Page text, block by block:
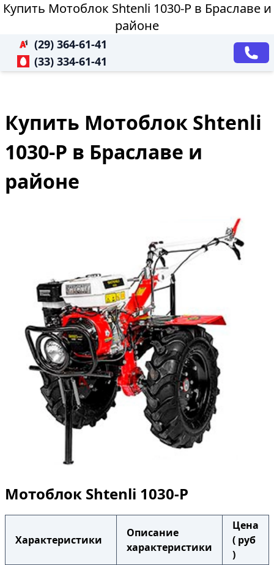
Купить Мотоблок Shtenli 1030-P в Браславе и
районе
(29) 364-61-41
(33) 334-61-41
Купить Мотоблок Shtenli
1030-P в Браславе и
районе
Мотоблок Shtenli 1030-P
Характеристики
Описание
характеристики
Цена
( руб
)